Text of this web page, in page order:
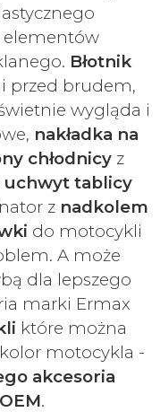
elementów
Błotnik
przed brudem,
wygląda i
nakładka na
chłodnicy z
uchwyt tablicy
z nadkolem
do motocykli
A może
dla lepszego
marki Ermax
które można
motocykla -
akcesoria
.